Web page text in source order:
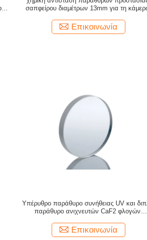
σαπφείρου διαμέτρων 13mm για τη
Επικοινωνία
Υπέρυθρο παράθυρο συνήθειας UV και
παράθυρο ανιχνευτών CaF2 φλογών
Επικοινωνία